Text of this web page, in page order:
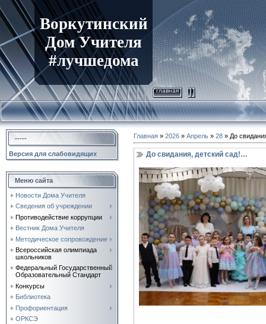
Воркутинский
Дом Учителя
#лучшедома
главная
-----
Версия для слабовидящих
Меню сайта
Новости Дома Учителя
Сведения об учреждении
Противодействие коррупции
Вестник Дома Учителя
Методическое сопровождение
Всероссийская олимпиада
школьников
Федеральный Государственный
Образовательный Стандарт
Конкурсы
Библиотека
Профориентация
ОРКСЭ
Главная » 2026 » Апрель » 28 » До
До свидания, детский сад!…